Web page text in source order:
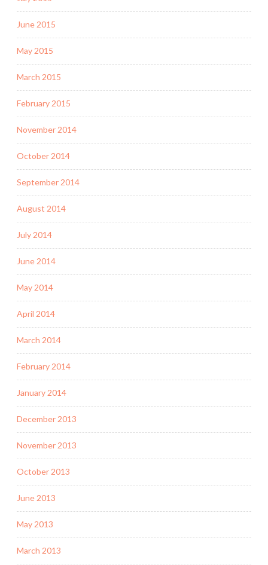
June 2015
May 2015
March 2015
February 2015
November 2014
October 2014
September 2014
August 2014
July 2014
June 2014
May 2014
April 2014
March 2014
February 2014
January 2014
December 2013
November 2013
October 2013
June 2013
May 2013
March 2013